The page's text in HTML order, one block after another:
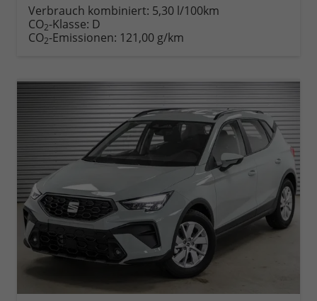
anfordern
Datei,
Verbrauch kombiniert: 5,30 l/100km
CO2-Klasse: D
CO2-Emissionen: 121,00 g/km